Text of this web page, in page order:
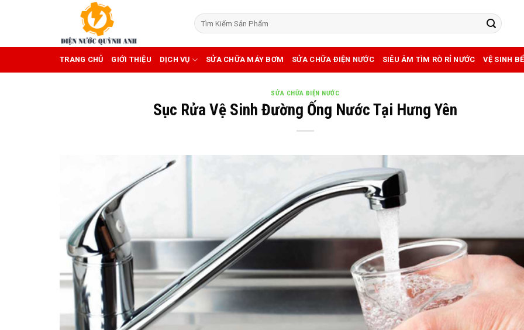
TRANG CHỦ GIỚI THIỆU DỊCH VỤ SỬA CHỮA MÁY BƠM SỬA CHỮA ĐIỆN NƯỚC SIÊU ÂM TÌM RÒ RỈ NƯỚC VỆ SINH
SỬA CHỮA ĐIỆN NƯỚC
Sục Rửa Vệ Sinh Đường Ống Nước Tại Hưng Yên